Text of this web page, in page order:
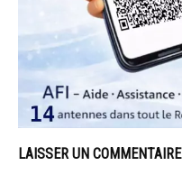
LAISSER UN COMMENTAIRE